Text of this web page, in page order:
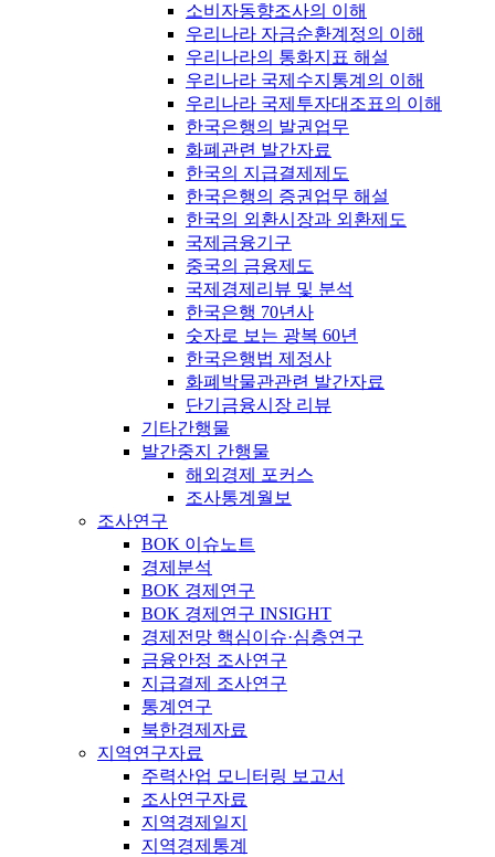
소비자동향조사의 이해
우리나라 자금순환계정의 이해
우리나라의 통화지표 해설
우리나라 국제수지통계의 이해
우리나라 국제투자대조표의 이해
한국은행의 발권업무
화폐관련 발간자료
한국의 지급결제제도
한국은행의 증권업무 해설
한국의 외환시장과 외환제도
국제금융기구
중국의 금융제도
국제경제리뷰 및 분석
한국은행 70년사
숫자로 보는 광복 60년
한국은행법 제정사
화폐박물관관련 발간자료
단기금융시장 리뷰
기타간행물
발간중지 간행물
해외경제 포커스
조사통계월보
조사연구
BOK 이슈노트
경제분석
BOK 경제연구
BOK 경제연구 INSIGHT
경제전망 핵심이슈·심층연구
금융안정 조사연구
지급결제 조사연구
통계연구
북한경제자료
지역연구자료
주력산업 모니터링 보고서
조사연구자료
지역경제일지
지역경제통계